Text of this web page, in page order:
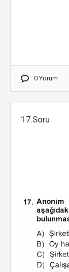
0 Yorum
17.Soru